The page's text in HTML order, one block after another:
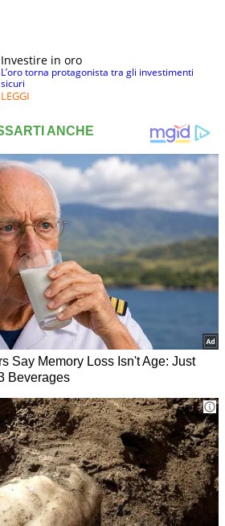
Investire in oro
L’oro torna protagonista tra gli investimenti
sicuri
LEGGI